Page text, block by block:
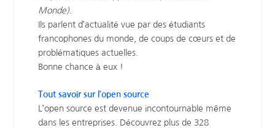
Monde).
Ils parlent d’actualité vue par des étudiants
francophones du monde, de coups de cœurs et de
problématiques actuelles.
Bonne chance à eux !
Tout savoir sur l’open source
L’open source est devenue incontournable même
dans les entreprises. Découvrez plus de 328